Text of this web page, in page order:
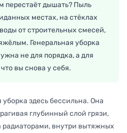
перестаёт дышать? Пыль
местах, на стёклах
от строительных смесей,
Генеральная уборка
не для порядка, а для
вы снова у себя.
здесь бессильна. Она
глубинный слой грязи,
радиаторами, внутри вытяжных